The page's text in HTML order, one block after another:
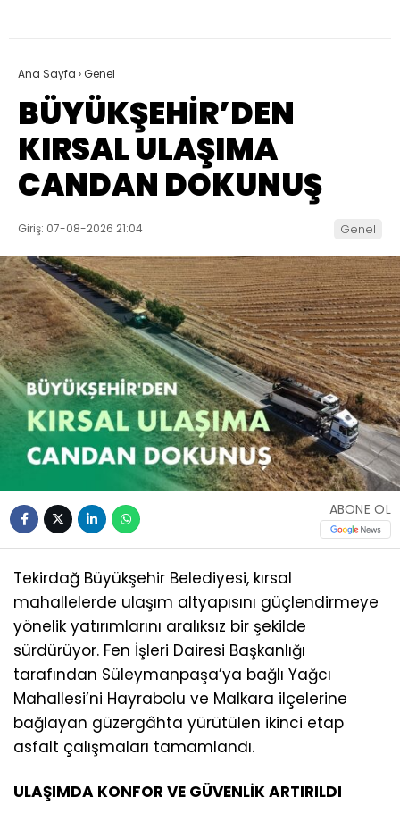
Ana Sayfa ›Genel
BÜYÜKŞEHİR’DEN
KIRSAL ULAŞIMA
CANDAN DOKUNUŞ
Giriş: 07-08-2026 21:04 Genel
ABONE OL
Tekirdağ Büyükşehir Belediyesi, kırsal
mahallelerde ulaşım altyapısını güçlendirmeye
yönelik yatırımlarını aralıksız bir şekilde
sürdürüyor. Fen İşleri Dairesi Başkanlığı
tarafından Süleymanpaşa’ya bağlı Yağcı
Mahallesi’ni Hayrabolu ve Malkara ilçelerine
bağlayan güzergâhta yürütülen ikinci etap
asfalt çalışmaları tamamlandı.
ULAŞIMDA KONFOR VE GÜVENLİK ARTIRILDI